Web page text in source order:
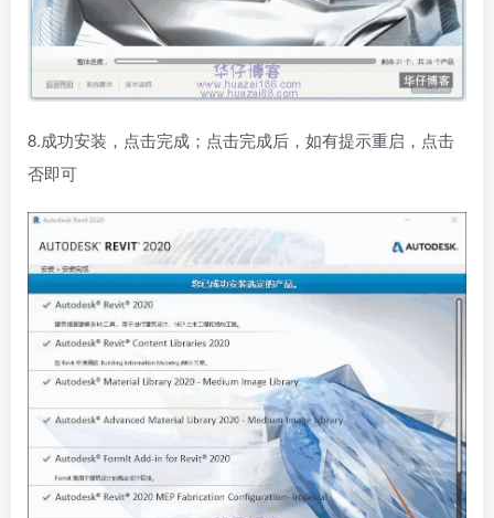
8.成功安装，点击完成；点击完成后，如有提示重启，点击
否即可